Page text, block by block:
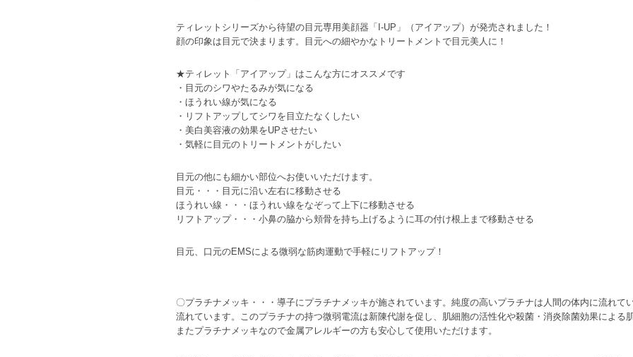
ティレットシリーズから待望の目元専用美顔器「I-UP」（アイアップ）が発売されました！
顔の印象は目元で決まります。目元への細やかなトリートメントで目元美人に！
★ティレット「アイアップ」はこんな方にオススメです
・目元のシワやたるみが気になる
・ほうれい線が気になる
・リフトアップしてシワを目立たなくしたい
・美白美容液の効果をUPさせたい
・気軽に目元のトリートメントがしたい
目元の他にも細かい部位へお使いいただけます。
目元・・・目元に沿い左右に移動させる
ほうれい線・・・ほうれい線をなぞって上下に移動させる
リフトアップ・・・小鼻の脇から頬骨を持ち上げるように耳の付け根上まで移動させる
目元、口元のEMSによる微弱な筋肉運動で手軽にリフトアップ！
〇プラチナメッキ・・・導子にプラチナメッキが施されています。純度の高いプラチナは人間の体内に流れて
流れています。このプラチナの持つ微弱電流は新陳代謝を促し、肌細胞の活性化や殺菌・消炎除菌効果による
またプラチナメッキなので金属アレルギーの方も安心して使用いただけます。